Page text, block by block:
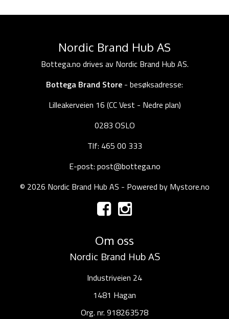
Nordic Brand Hub AS
Bottega.no drives av Nordic Brand Hub AS.
Bottega Brand Store - besøksadresse:
Lilleakerveien 16 (CC Vest - Nedre plan)
0283 OSLO
Tlf: 465 00 333
E-post: post@bottega.no
© 2026 Nordic Brand Hub AS - Powered by Mystore.no
Om oss
Nordic Brand Hub AS
Industriveien 24
1481 Hagan
Org. nr. 918263578